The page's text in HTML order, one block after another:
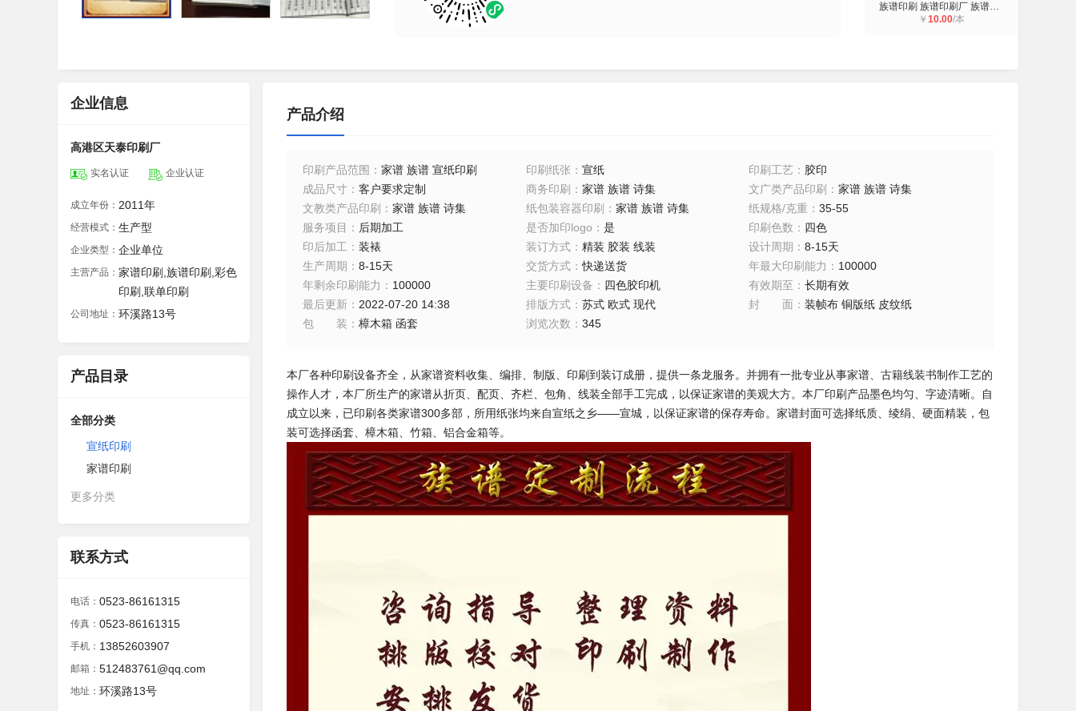
族谱印刷 族谱印刷厂 族谱家谱编辑印
￥ 10.00/本
企业信息
高港区天泰印刷厂
实名认证 企业认证
成立年份： 2011年
经营模式： 生产型
企业类型： 企业单位
主营产品： 家谱印刷,族谱印刷,彩色
印刷,联单印刷
公司地址： 环溪路13号
产品目录
全部分类
宣纸印刷
家谱印刷
更多分类
联系方式
电话： 0523-86161315
传真： 0523-86161315
手机： 13852603907
邮箱： 512483761@qq.com
地址： 环溪路13号
产品介绍
印刷产品范围 ： 家谱 族谱 宣纸印刷 印刷纸张 ： 宣纸 印刷工艺 ： 胶印
成品尺寸 ： 客户要求定制 商务印刷 ： 家谱 族谱 诗集 文广类产品印刷 ：家谱 族谱 诗集
文教类产品印刷 ： 家谱 族谱 诗集 纸包装容器印刷 ： 家谱 族谱 诗集 纸规格/克重 ：35-55
服务项目 ： 后期加工 是否加印logo ： 是 印刷色数 ： 四色
印后加工 ： 装裱 装订方式： 精装 胶装 线装 设计周期 ：8-15天
生产周期 ： 8-15天 交货方式：快递送货 年最大印刷能力 ： 100000
年剩余印刷能力 ： 100000 主要印刷设备 ： 四色胶印机 有效期至 ：长期有效
最后更新 ： 2022-07-20 14:38 排版方式： 苏式 欧式 现代 封面 ：装帧布 铜版纸 皮纹纸
包装 ： 樟木箱 函套 浏览次数 ： 345
本厂各种印刷设备齐全，从家谱资料收集、编排、制版、印刷到装订成册，提供一条龙服务。并拥有一批专业从事家谱、古籍线装书制作工艺的
操作人才，本厂所生产的家谱从折页、配页、齐栏、包角、线装全部手工完成，以保证家谱的美观大方。本厂印刷产品墨色均匀、字迹清晰。自
成立以来，已印刷各类家谱300多部，所用纸张均来自宣纸之乡——宣城，以保证家谱的保存寿命。家谱封面可选择纸质、绫绢、硬面精装，包
装可选择函套、樟木箱、竹箱、铝合金箱等。